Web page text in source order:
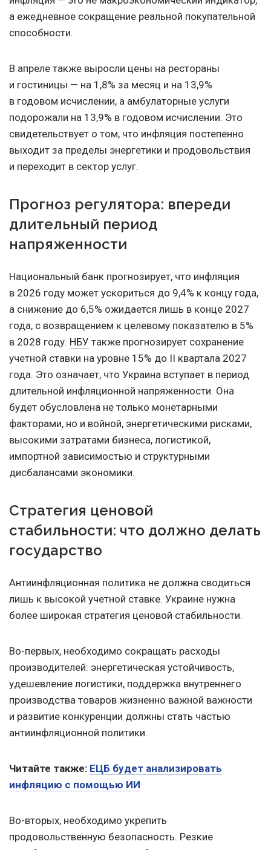
а ежедневное сокращение реальной покупательной
способности.
В апреле также выросли цены на рестораны
и гостиницы — на 1,8% за месяц и на 13,9%
в годовом исчислении, а амбулаторные услуги
подорожали на 13,9% в годовом исчислении. Это
свидетельствует о том, что инфляция постепенно
выходит за пределы энергетики и продовольствия
и переходит в сектор услуг.
Прогноз регулятора: впереди
длительный период
напряженности
Национальный банк прогнозирует, что инфляция
в 2026 году может ускориться до 9,4% к концу года,
а снижение до 6,5% ожидается лишь в конце 2027
года, с возвращением к целевому показателю в 5%
в 2028 году. НБУ также прогнозирует сохранение
учетной ставки на уровне 15% до II квартала 2027
года. Это означает, что Украина вступает в период
длительной инфляционной напряженности. Она
будет обусловлена не только монетарными
факторами, но и войной, энергетическими рисками,
высокими затратами бизнеса, логистикой,
импортной зависимостью и структурными
дисбалансами экономики.
Стратегия ценовой
стабильности: что должно делать
государство
Антиинфляционная политика не должна сводиться
лишь к высокой учетной ставке. Украине нужна
более широкая стратегия ценовой стабильности.
Во-первых, необходимо сокращать расходы
производителей: энергетическая устойчивость,
удешевление логистики, поддержка внутреннего
производства товаров жизненно важной важности
и развитие конкуренции должны стать частью
антиинфляционной политики.
Читайте также: ЕЦБ будет анализировать
инфляцию с помощью ИИ
Во-вторых, необходимо укрепить
продовольственную безопасность. Резкие